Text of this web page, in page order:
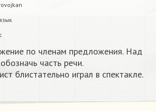
по членам предложения. Над
часть речи.
блистательно играл в спектакле.